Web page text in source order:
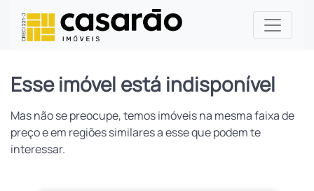
Esse imóvel está indisponível
Mas não se preocupe, temos imóveis na mesma faixa de
preço e em regiões similares a esse que podem te
interessar.